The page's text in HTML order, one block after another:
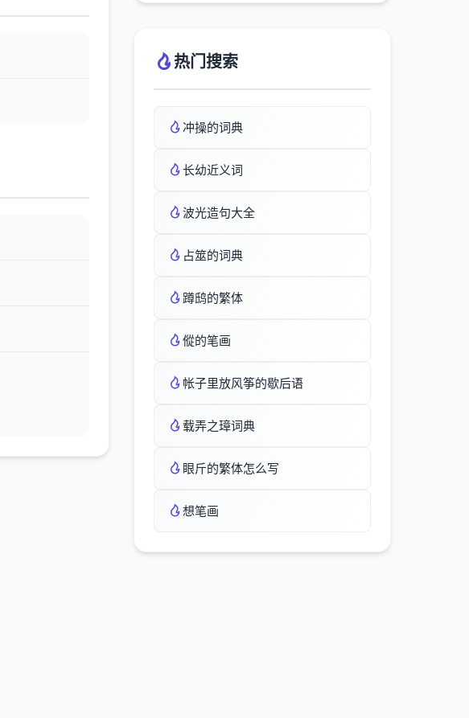
热门搜索
冲操的词典
长幼近义词
波光造句大全
占筮的词典
蹲鸱的繁体
傱的笔画
帐子里放风筝的歇后语
载弄之璋词典
眼斤的繁体怎么写
想笔画